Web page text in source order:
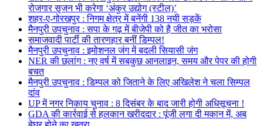
रोजगार सृजन भी करेगा ‘अंकुर उद्योग (स्टील)’
शहर-ए-गोरखपुर : निगम क्षेत्र में बनेंगी 138 नयी सड़कें
मैनपुरी उपचुनाव : सपा के गढ़ में बीजेपी को है जीत का भरोसा
समाजवादी पार्टी की तारणहार बनीं डिम्पल!
मैनपुरी उपचुनाव : इमोशनल जंग में बदली सियासी जंग
NER की छलांग : नए वर्ष में सबकुछ आनलाइन, समय और पेपर की होगी
बचत
मैनपुरी उपचुनाव : डिम्पल को जिताने के लिए अखिलेश ने चला सिम्पल
दांव
UP में नगर निकाय चुनाव : 8 दिसंबर के बाद जारी होगी अधिसूचना !
GDA की कार्रवाई से हलकान खरीददार : पूंजी लगा दी मकान में, अब